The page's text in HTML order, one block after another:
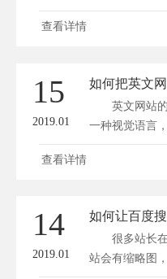
分站...
查看详情
15
2019.01
如何把英文
英文网站的
一种视觉语言
主...
查看详情
14
2019.01
如何让百度
很多站长在
站会有缩略图